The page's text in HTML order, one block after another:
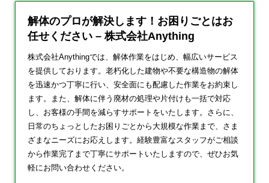
解体のプロが解決します！お困りごとはお
任せください – 株式会社Anything
株式会社Anythingでは、解体作業をはじめ、幅広いサービス
を提供しております。老朽化した建物や不要な構造物の解体
を迅速かつ丁寧に行い、安全面にも配慮した作業をお約束し
ます。また、解体に伴う廃材の処理や片付けも一括で対応
し、お客様の手間を減らすサポートをいたします。さらに、
日常のちょっとしたお困りごとから大規模な作業まで、さま
ざまなニーズにお応えします。経験豊富なスタッフがご相談
から作業完了まで丁寧にサポートいたしますので、ぜひお気
軽にお問い合わせください。